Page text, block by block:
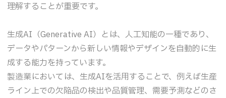
理解することが重要です。
生成AI（Generative AI）とは、人工知能の一種であり、
データやパターンから新しい情報やデザインを自動的に生
成する能力を持っています。
製造業においては、生成AIを活用することで、例えば生産
ライン上での欠陥品の検出や品質管理、需要予測などのさ